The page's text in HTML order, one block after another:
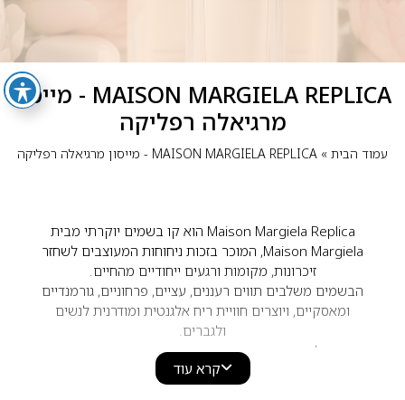
MAISON MARGIELA REPLICA - מייסון
מרגיאלה רפליקה
עמוד הבית» MAISON MARGIELA REPLICA - מייסון מרגיאלה רפליקה
Maison Margiela Replica הוא קו בשמים יוקרתי מבית
Maison Margiela, המוכר בזכות ניחוחות המעוצבים לשחזר
זיכרונות, מקומות ורגעים ייחודיים מהחיים.
הבשמים משלבים תווים רעננים, עציים, פרחוניים, גורמנדיים
ומאסקיים, ויוצרים חוויית ריח אלגנטית ומודרנית לנשים
ולגברים.
מתאים לחובבי בשמי נישה המחפשים בושם יוניסקס איכותי
עם עמידות טובה, אופי ייחודי וניחוח המתאים לשימוש יומיומי
או לערב.
קרא עוד